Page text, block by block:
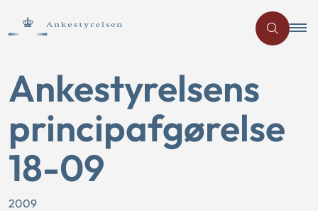
Ankestyrelsens
principafgørelse
18-09
2009